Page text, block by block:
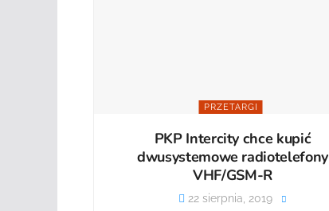
PRZETARGI
PKP Intercity chce kupić
dwusystemowe radiotelefony
VHF/GSM-R
22 sierpnia, 2019